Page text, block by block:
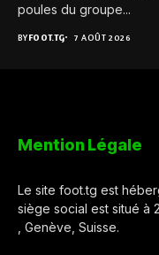
poules du groupe...
BYFOOT.TG 7 AOÛT 2026
Mention Légale
Le site foot.tg est
siège social est situé à
, Genève, Suisse.